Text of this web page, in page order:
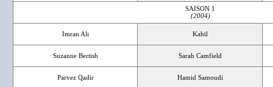
SAISON 1
(2004)
Imran Ali Kahil
Suzanne Bertish Sarah Camfield
Parvez Qadir Hamid Samoudi